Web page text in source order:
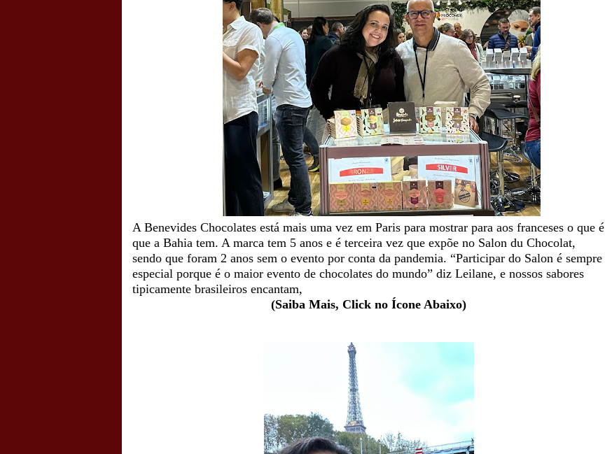
A Benevides Chocolates está mais uma vez em Paris para mostrar para aos franceses o que é
que a Bahia tem. A marca tem 5 anos e é terceira vez que expõe no Salon du Chocolat,
sendo que foram 2 anos sem o evento por conta da pandemia. “Participar do Salon é sempre
especial porque é o maior evento de chocolates do mundo” diz Leilane, e nossos sabores
tipicamente brasileiros encantam,
(Saiba Mais, Click no Ícone Abaixo)